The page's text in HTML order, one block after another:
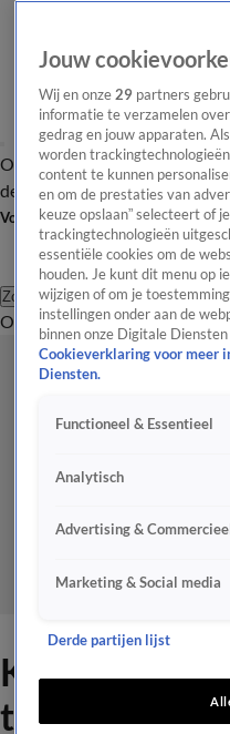
OverzichtAfleveringen
de redactieNieuwsbrief
Volg Shownieuws
Zoeken
OverzichtEntertainment
Keert
terug na
Jouw
Wij en onze 29 partners
informatie te verzamelen
gedrag en jouw apparaten.
worden
content te kunnen
en om de prestaties van
keuze opslaan” selecteert of
trackingtechnologieën
essentiële cookies om de
houden. Je kunt dit menu op
wijzigen of om je
instellingen onder aan de
binnen onze Digitale
Cookieverklaring voor meer
Diensten.
Functioneel & Essentieel
Analytisch
Advertising & Commercieel
Marketing & Social media
Derde partijen lijst